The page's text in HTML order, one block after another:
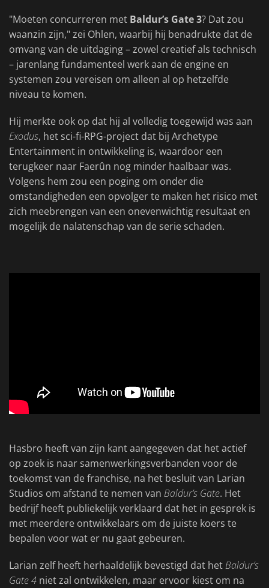
"Moeten concurreren met Baldur’s Gate 3? Dat zou
waanzin zijn," zei Ohlen, waarbij hij benadrukte dat de
omvang van de uitdaging – zowel creatief als technisch
– jarenlang fundamenteel werk aan de engine en
systemen zou vereisen om alleen al op hetzelfde
niveau te komen.
Hij merkte ook op dat hij al volledig toegewijd was aan
Exodus, het sci-fi-RPG-project dat bij Archetype
Entertainment in ontwikkeling is, waardoor een
terugkeer naar Faerûn nog minder haalbaar was.
Volgens hem zou een poging om onder die
omstandigheden een opvolger te maken het risico met
zich meebrengen van een onevenwichtig resultaat en
mogelijk de nalatenschap van de serie schaden.
Hasbro heeft van zijn kant aangegeven dat het actief
op zoek is naar samenwerkingsverbanden voor de
toekomst van de franchise, na het besluit van Larian
Studios om afstand te nemen van Baldur’s Gate. Het
bedrijf heeft publiekelijk verklaard dat het in gesprek is
met meerdere ontwikkelaars om de juiste koers te
bepalen voor wat er nu gaat gebeuren.
Larian zelf heeft herhaaldelijk bevestigd dat hetBaldur’s
Gate 4 niet zal ontwikkelen, maar ervoor kiest om na